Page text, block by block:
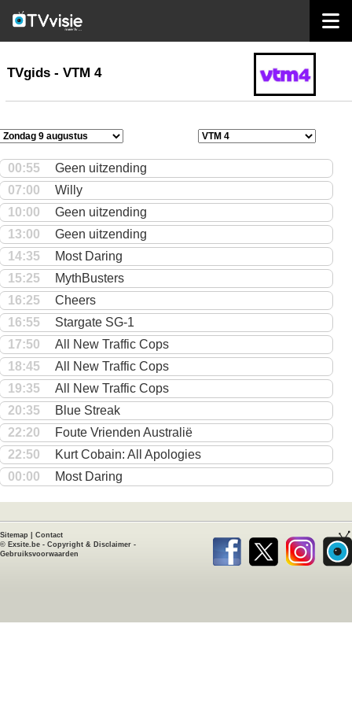
TVgids
TVgids - VTM 4
00:55
Geen uitzending
07:00
Willy
10:00
Geen uitzending
13:00
Geen uitzending
14:35
Most Daring
15:25
MythBusters
16:25
Cheers
16:55
Stargate SG-1
17:50
All New Traffic Cops
18:45
All New Traffic Cops
19:35
All New Traffic Cops
20:35
Blue Streak
22:20
Foute Vrienden Australië
22:50
Kurt Cobain: All Apologies
00:00
Most Daring
Sitemap
Contact
© Exsite.be - Copyright & Disclaimer -
Gebruiksvoorwaarden